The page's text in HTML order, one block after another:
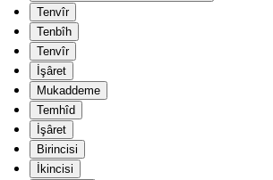
Tenvîr
Tenbîh
Tenvîr
İşâret
Mukaddeme
Temhîd
İşâret
Birincisi
İkincisi